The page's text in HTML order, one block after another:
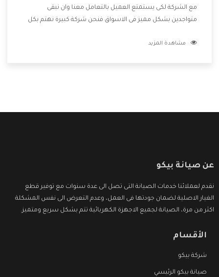
مع الشركة لكى يستمتع العميل بالتعامل معنا وان نبقى
متواجدين بشكل مميز فى الاسواق فنحن شركة كبيرة نهتم بكل
الشركة بها والتى تكون منها خدمة الصيانة التى تكون من أهم
مشاهدة المزيد
عن صيانة بيكو
نقدم لعملائنا خدمات الصيانة التى تصل الى عدة سنوات مع توفير قطع
الغيار الاصلية لضمان جودتها فى العمل، وعدم التعرض الى نفس المشكلة
اكثر من مرة، الصيانة لجميع الاجهزة الكهربائية تتم بشكل سريع ومتميز.
الأقسام
شركة بيكو
صيانة بيكو الرئيسي